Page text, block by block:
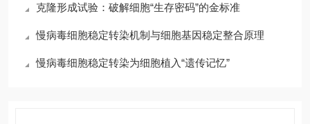
克隆形成试验：破解细胞“生存密码”的金标准
慢病毒细胞稳定转染机制与细胞基因稳定整合原理
慢病毒细胞稳定转染为细胞植入“遗传记忆”